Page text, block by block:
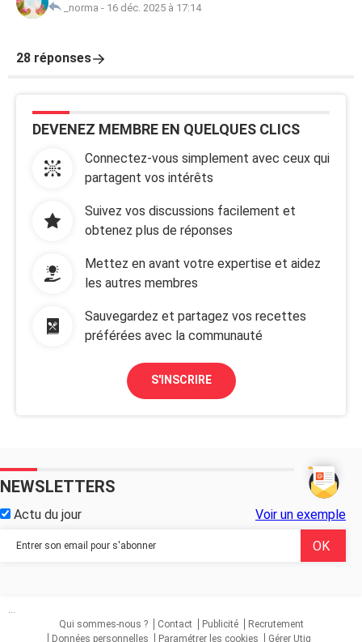
_norma - 16 déc. 2025 à 17:14
28 réponses
DEVENEZ MEMBRE EN QUELQUES CLICS
Connectez-vous simplement avec ceux qui
partagent vos intérêts
Suivez vos discussions facilement et
obtenez plus de réponses
Mettez en avant votre expertise et aidez
les autres membres
Sauvegardez et partagez vos recettes
préférées avec la communauté
S'INSCRIRE
NEWSLETTERS
Actu du jour Voir un exemple
...
Qui sommes-nous ?
Contact Publicité
Recrutement
Données personnelles
Paramétrer les cookies Gérer Utiq